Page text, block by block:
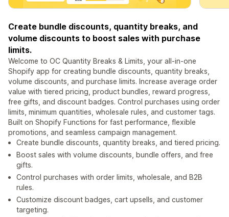
Create bundle discounts, quantity breaks, and
volume discounts to boost sales with purchase
limits.
Welcome to OC Quantity Breaks & Limits, your all-in-one
Shopify app for creating bundle discounts, quantity breaks,
volume discounts, and purchase limits. Increase average order
value with tiered pricing, product bundles, reward progress,
free gifts, and discount badges. Control purchases using order
limits, minimum quantities, wholesale rules, and customer tags.
Built on Shopify Functions for fast performance, flexible
promotions, and seamless campaign management.
Create bundle discounts, quantity breaks, and tiered pricing.
Boost sales with volume discounts, bundle offers, and free
gifts.
Control purchases with order limits, wholesale, and B2B
rules.
Customize discount badges, cart upsells, and customer
targeting.